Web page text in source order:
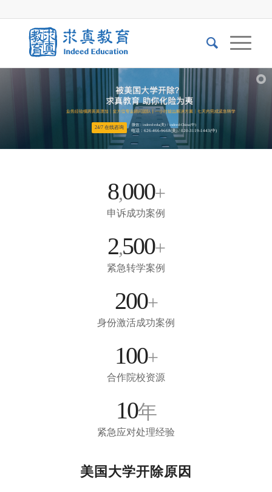
24/7 在线咨询
微信：indeed-edu(美) / indeed-China(中)
电话：626-466-9668(美) / 020-3119-1443(中)
8,000+
申诉成功案例
2,500+
紧急转学案例
200+
身份激活成功案例
100+
合作院校资源
10年
紧急应对处理经验
美国大学开除原因